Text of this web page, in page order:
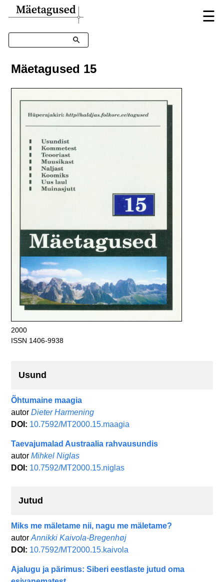
☰
Otsing
Mäetagused 15
2000
ISSN 1406-9938
Usund
Õhtumaine maagia
autorDieter Harmening
DOI: 10.7592/MT2000.15.maagia
Taevajumalad Austraalia rahvausundis
autorMihkel Niglas
DOI: 10.7592/MT2000.15.niglas
Jutud
Miks me mäletame nii, nagu me mäletame?
autorAnnikki Kaivola-Bregenhøj
DOI: 10.7592/MT2000.15.kaivola
Ajalugu ja pärimus: Siberi eestlaste jutud oma